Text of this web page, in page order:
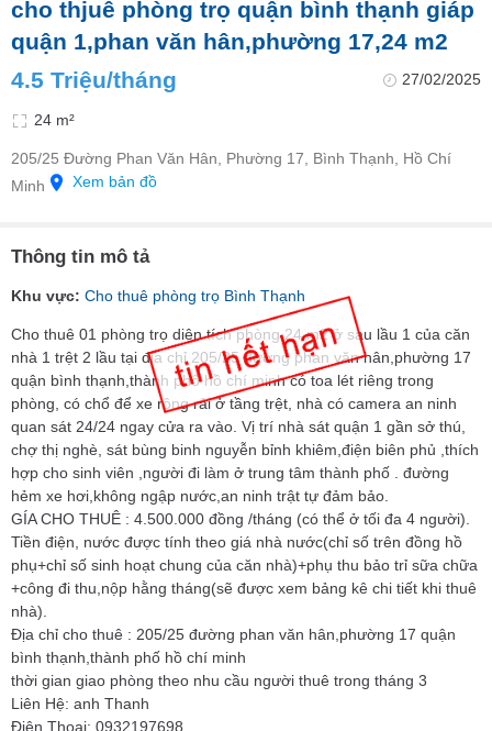
cho thjuê phòng trọ quận bình thạnh giáp
quận 1,phan văn hân,phường 17,24 m2
4.5 Triệu/tháng
27/02/2025
24 m²
205/25 Đường Phan Văn Hân, Phường 17, Bình Thạnh, Hồ Chí
Minh
Xem bản đồ
Thông tin mô tả
Khu vực: Cho thuê phòng trọ Bình Thạnh
Cho thuê 01 phòng trọ diện tích phòng 24 m2 ở sau lầu 1 của căn
nhà 1 trệt 2 lầu tại địa chỉ 205/25 đường phan văn hân,phường 17
quận bình thạnh,thành phố hồ chí minh có toa lét riêng trong
phòng, có chổ để xe rộng rải ở tầng trệt, nhà có camera an ninh
quan sát 24/24 ngay cửa ra vào. Vị trí nhà sát quận 1 gần sở thú,
chợ thị nghè, sát bùng binh nguyễn bỉnh khiêm,điện biên phủ ,thích
hợp cho sinh viên ,người đi làm ở trung tâm thành phố . đường
hẻm xe hơi,không ngập nước,an ninh trật tự đảm bảo.
GÍA CHO THUÊ : 4.500.000 đồng /tháng (có thể ở tối đa 4 người).
Tiền điện, nước được tính theo giá nhà nước(chỉ số trên đồng hồ
phụ+chỉ số sinh hoạt chung của căn nhà)+phụ thu bảo trỉ sữa chữa
+công đi thu,nộp hằng tháng(sẽ được xem bảng kê chi tiết khi thuê
nhà).
Địa chỉ cho thuê : 205/25 đường phan văn hân,phường 17 quận
bình thạnh,thành phố hồ chí minh
thời gian giao phòng theo nhu cầu người thuê trong tháng 3
Liên Hệ: anh Thanh
Điện Thoại: 0932197698